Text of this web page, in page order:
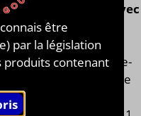
avec
marque Empire
après l'ajout des
mesure votre e-
global. Votre e-liquide
le même goût et les
être
par la législation
produits contenant